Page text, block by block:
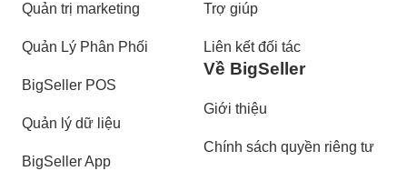
Quản trị marketing
Quản Lý Phân Phối
BigSeller POS
Quản lý dữ liệu
BigSeller App
Trợ giúp
Liên kết đối tác
Về BigSeller
Giới thiệu
Chính sách quyền riêng tư